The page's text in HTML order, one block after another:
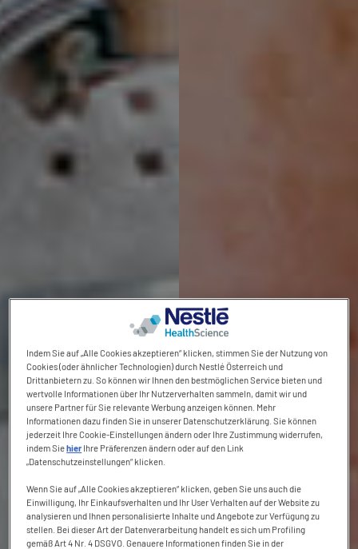
Indem Sie auf „Alle Cookies akzeptieren“ klicken, stimmen Sie der Nutzung von
Cookies (oder ähnlicher Technologien) durch Nestlé Österreich und
Drittanbietern zu. So können wir Ihnen den bestmöglichen Service bieten und
wertvolle Informationen über Ihr Nutzerverhalten sammeln, damit wir und
unsere Partner für Sie relevante Werbung anzeigen können. Mehr
Informationen dazu finden Sie in unserer Datenschutzerklärung. Sie können
jederzeit Ihre Cookie-Einstellungen ändern oder Ihre Zustimmung widerrufen,
indem Siehier Ihre Präferenzen ändern oder auf den Link
„Datenschutzeinstellungen“ klicken.
Wenn Sie auf „Alle Cookies akzeptieren“ klicken, geben Sie uns auch die
Einwilligung, Ihr Einkaufsverhalten und Ihr User Verhalten auf der Website zu
analysieren und Ihnen personalisierte Inhalte und Angebote zur Verfügung zu
stellen. Bei dieser Art der Datenverarbeitung handelt es sich um Profiling
gemäß Art 4 Nr. 4 DSGVO. Genauere Informationen finden Sie in der